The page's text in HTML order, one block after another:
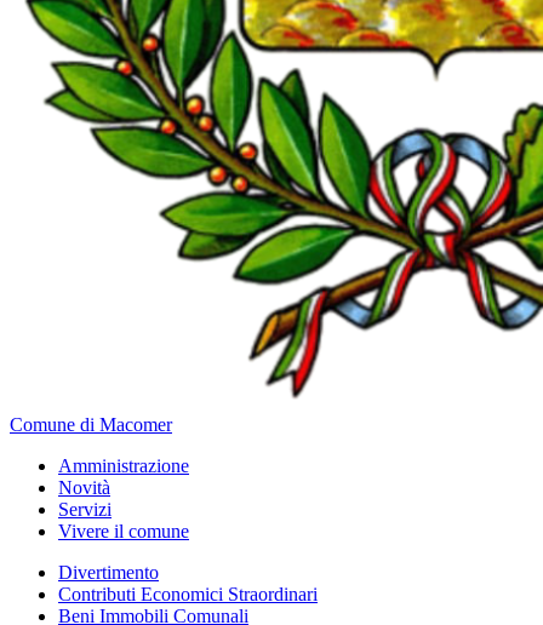
Comune di Macomer
Amministrazione
Novità
Servizi
Vivere il comune
Divertimento
Contributi Economici Straordinari
Beni Immobili Comunali